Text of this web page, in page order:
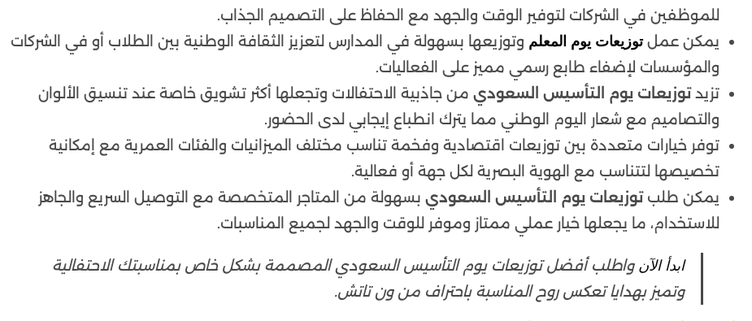
للموظفين في الشركات لتوفير الوقت والجهد مع الحفاظ على التصميم الجذاب.
يمكن عملتوزيعات يوم المعلم وتوزيعها بسهولة في المدارس لتعزيز الثقافة الوطنية بين الطلاب أو في الشركات
والمؤسسات لإضفاء طابع رسمي مميز على الفعاليات.
تزيدتوزيعات يوم التأسيس السعودي من جاذبية الاحتفالات وتجعلها أكثر تشويق خاصة عند تنسيق الألوان
والتصاميم مع شعار اليوم الوطني مما يترك انطباع إيجابي لدى الحضور.
توفر خيارات متعددة بين توزيعات اقتصادية وفخمة تناسب مختلف الميزانيات والفئات العمرية مع إمكانية
تخصيصها لتتناسب مع الهوية البصرية لكل جهة أو فعالية.
يمكن طلبتوزيعات يوم التأسيس السعودي بسهولة من المتاجر المتخصصة مع التوصيل السريع والجاهز
للاستخدام، ما يجعلها خيار عملي ممتاز وموفر للوقت والجهد لجميع المناسبات.
ابدأ الآن واطلب أفضل توزيعات يوم التأسيس السعودي المصممة بشكل خاص بمناسبتك الاحتفالية
وتميز بهدايا تعكس روح المناسبة باحتراف من ون تاتش.